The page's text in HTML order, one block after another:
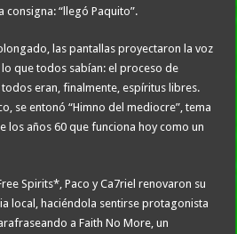
“llegó Paquito”.
las pantallas proyectaron la voz
que todos sabían: el proceso de
eran, finalmente, espíritus libres.
se entonó “Himno del mediocre”, tema
los años 60 que funciona hoy como un
Spirits*, Paco y Ca7riel renovaron su
local, haciéndola sentirse protagonista
a Faith No More, un